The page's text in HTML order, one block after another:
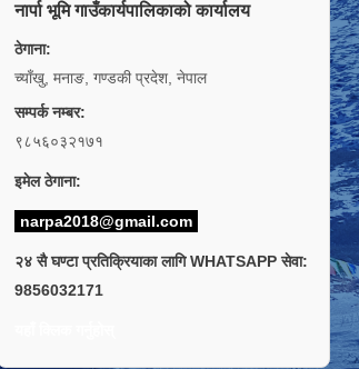
नार्पा भूमि गाउँकार्यपालिकाको कार्यालय
ठेगाना:
च्याँखु, मनाङ, गण्डकी प्रदेश, नेपाल
सम्पर्क नम्बर:
९८५६०३२१७१
इमेल ठेगाना:
narpa2018@gmail.com
२४ सै घण्टा प्रतिक्रियाका लागि WHATSAPP सेवा:
9856032171